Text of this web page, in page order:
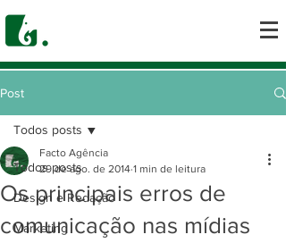
Post
Todos posts
Design e Redação
Marketing
Todos posts
Os principais erros de
comunicação nas mídias
Facto Agência
29 de ago. de 2014 1 min de leitura